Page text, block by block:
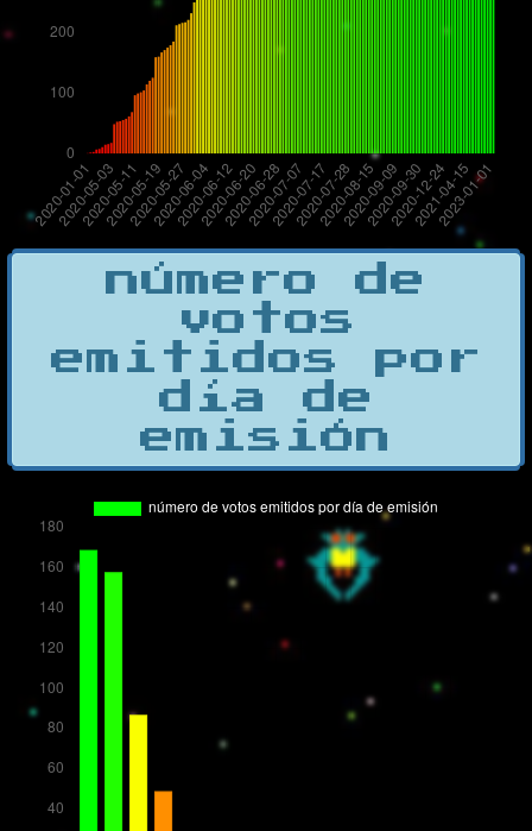
número de
votos
emitidos por
día de
emisión